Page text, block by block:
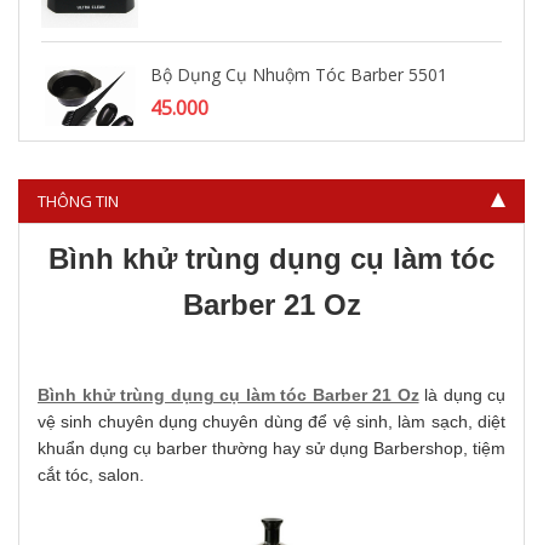
Bộ Dụng Cụ Nhuộm Tóc Barber 5501
45.000
THÔNG TIN
Bình khử trùng dụng cụ làm tóc
Barber 21 Oz
Bình khử trùng dụng cụ làm tóc Barber 21 Ozlà dụng cụ
vệ sinh chuyên dụng chuyên dùng để vệ sinh, làm sạch, diệt
khuẩn dụng cụ barber thường hay sử dụng Barbershop, tiệm
cắt tóc, salon.